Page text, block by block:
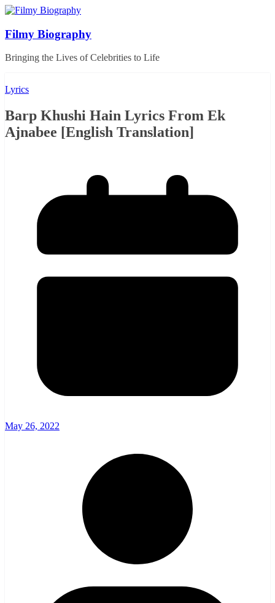
Skip
content
Filmy Biography
Bringing the Lives of Celebrities to Life
Lyrics
Barp Khushi Hain Lyrics From Ek
Ajnabee [English Translation]
May 26, 2022